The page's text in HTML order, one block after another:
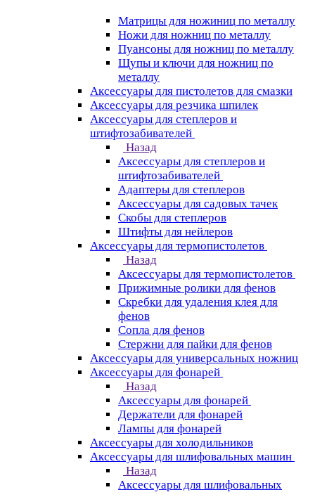
Матрицы для ножиниц по металлу
Ножи для ножниц по металлу
Пуансоны для ножниц по металлу
Щупы и ключи для ножниц по
металлу
Аксессуары для пистолетов для смазки
Аксессуары для резчика шпилек
Аксессуары для степлеров и
штифтозабивателей
Назад
Аксессуары для степлеров и
штифтозабивателей
Адаптеры для степлеров
Аксессуары для садовых тачек
Скобы для степлеров
Штифты для нейлеров
Аксессуары для термопистолетов
Назад
Аксессуары для термопистолетов
Прижимные ролики для фенов
Скребки для удаления клея для
фенов
Сопла для фенов
Стержни для пайки для фенов
Аксессуары для универсальных ножниц
Аксессуары для фонарей
Назад
Аксессуары для фонарей
Держатели для фонарей
Лампы для фонарей
Аксессуары для холодильников
Аксессуары для шлифовальных машин
Назад
Аксессуары для шлифовальных